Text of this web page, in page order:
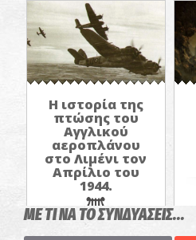
Η ιστορία της
πτώσης του
Αγγλικού
αεροπλάνου
στο Λιμένι τον
Απρίλιο του
1944.
ΜΕ ΤΙ ΝΑ ΤΟ ΣΥΝΔΥΑΣΕΙΣ...